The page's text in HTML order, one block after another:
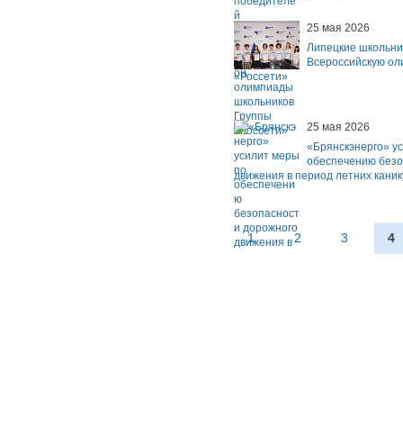
25 мая 2026
Липецкие
Всероссийскую
«Россети»
25 мая 2026
«Брянскэнерго»
обеспечению
движения в период летних
1 2 3 4